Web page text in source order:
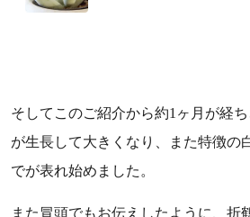
そしてこのご紹介から約1ヶ月が経
が生長して大きくなり、また特徴の
でが表れ始めました。
また冒頭でもお伝えしたように、折